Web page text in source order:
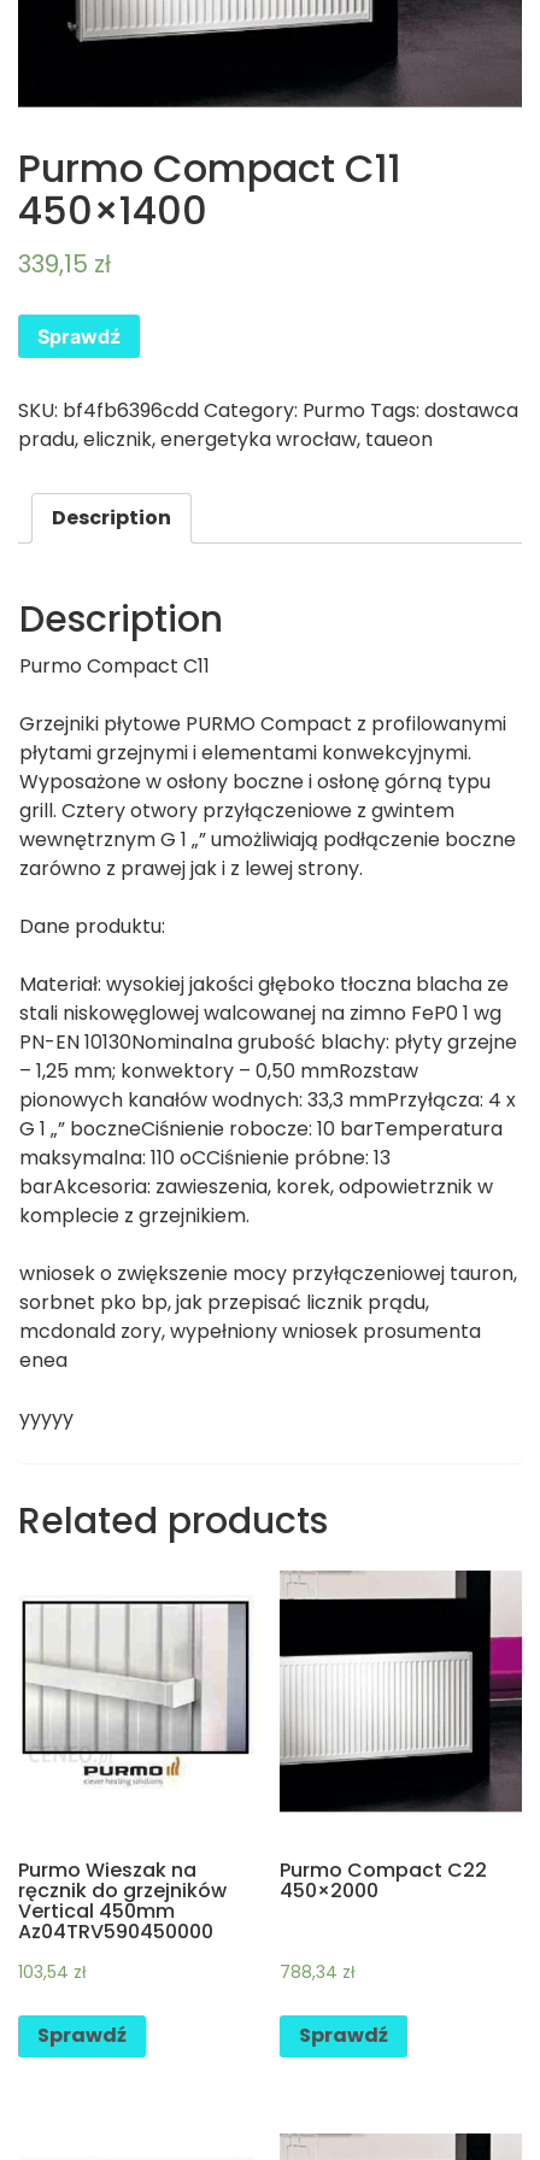
Purmo Compact C11
450×1400
339,15 zł
Sprawdź
SKU: bf4fb6396cddCategory: Purmo Tags: dostawca
pradu,elicznik,energetyka wrocław, taueon
Description
Description
Purmo Compact C11
Grzejniki płytowe PURMO Compact z profilowanymi
płytami grzejnymi i elementami konwekcyjnymi.
Wyposażone w osłony boczne i osłonę górną typu
grill. Cztery otwory przyłączeniowe z gwintem
wewnętrznym G 1 „” umożliwiają podłączenie boczne
zarówno z prawej jak i z lewej strony.
Dane produktu:
Materiał: wysokiej jakości głęboko tłoczna blacha ze
stali niskowęglowej walcowanej na zimno FeP0 1 wg
PN-EN 10130Nominalna grubość blachy: płyty grzejne
– 1,25 mm; konwektory – 0,50 mmRozstaw
pionowych kanałów wodnych: 33,3 mmPrzyłącza: 4 x
G 1 „” boczneCiśnienie robocze: 10 barTemperatura
maksymalna: 110 oCCiśnienie próbne: 13
barAkcesoria: zawieszenia, korek, odpowietrznik w
komplecie z grzejnikiem.
wniosek o zwiększenie mocy przyłączeniowej tauron,
sorbnet pko bp, jak przepisać licznik prądu,
mcdonald zory, wypełniony wniosek prosumenta
enea
yyyyy
Related products
Purmo Wieszak na
ręcznik do grzejników
Vertical 450mm
Az04TRV590450000
103,54 zł
Sprawdź
Purmo Compact C22
450×2000
788,34 zł
Sprawdź